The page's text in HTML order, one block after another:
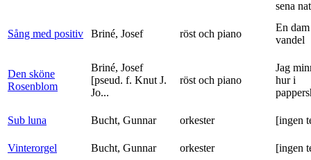
sena
Sång med positiv Briné, Josef röst och piano
En
vandel
Den sköne
Rosenblom
Briné, Josef
[pseud. f. Knut J.
Jo...
röst och piano
Jag
hur i
Sub luna Bucht, Gunnar orkester [ingen
Vinterorgel Bucht, Gunnar orkester [ingen